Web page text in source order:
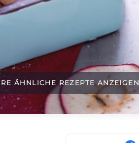
ÄHNLICHE REZEPTE ANZEIGEN